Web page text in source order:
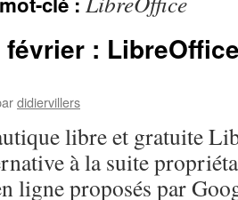
février :
didiervillers
libre et gratuite
à la suite
ligne proposés par